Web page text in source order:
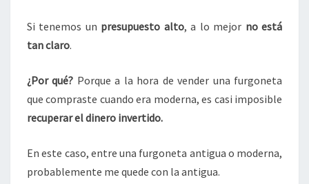
Si tenemos un presupuesto alto, a lo mejor no está
tan claro.
¿Por qué? Porque a la hora de vender una furgoneta
que compraste cuando era moderna, es casi imposible
recuperar el dinero invertido.
En este caso, entre una furgoneta antigua o moderna,
probablemente me quede con la antigua.